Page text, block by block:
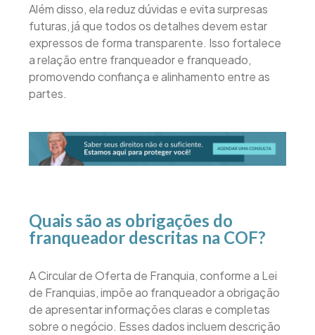
Além disso, ela reduz dúvidas e evita surpresas
futuras, já que todos os detalhes devem estar
expressos de forma transparente. Isso fortalece
a relação entre franqueador e franqueado,
promovendo confiança e alinhamento entre as
partes.
Quais são as obrigações do
franqueador descritas na COF?
A Circular de Oferta de Franquia, conforme a Lei
de Franquias, impõe ao franqueador a obrigação
de apresentar informações claras e completas
sobre o negócio. Esses dados incluem descrição